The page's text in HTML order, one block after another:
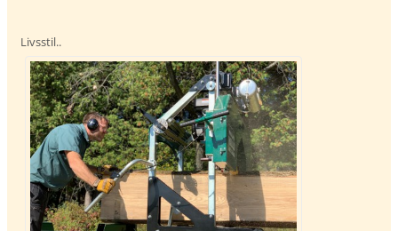
Livsstil..